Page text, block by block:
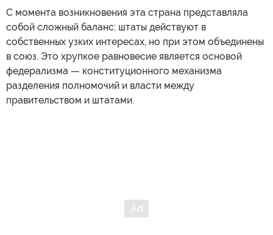
С момента возникновения эта страна представляла
собой сложный баланс: штаты действуют в
собственных узких интересах, но при этом объединены
в союз. Это хрупкое равновесие является основой
федерализма — конституционного механизма
разделения полномочий и власти между
правительством и штатами.